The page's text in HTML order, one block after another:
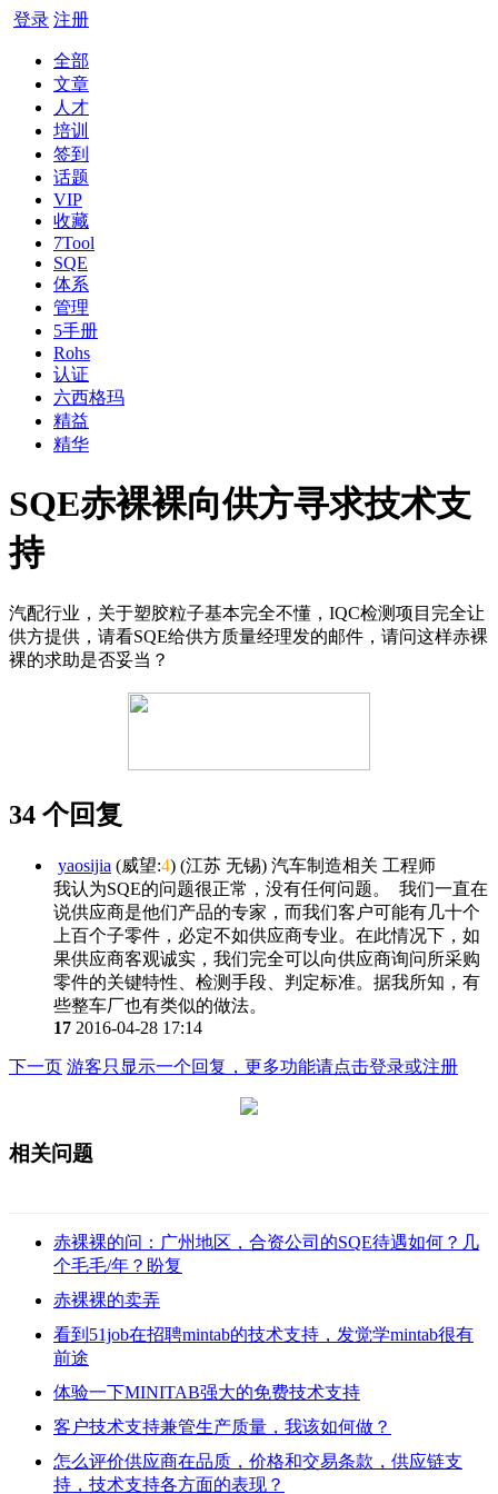
登录 注册
全部
文章
人才
培训
签到
话题
VIP
收藏
7Tool
SQE
体系
管理
5手册
Rohs
认证
六西格玛
精益
精华
SQE赤裸裸向供方寻求技术支
持
汽配行业，关于塑胶粒子基本完全不懂，IQC检测项目完全让
供方提供，请看SQE给供方质量经理发的邮件，请问这样赤裸
裸的求助是否妥当？
34 个回复
yaosijia (威望:4) (江苏 无锡) 汽车制造相关 工程师
我认为SQE的问题很正常，没有任何问题。 我们一直在
说供应商是他们产品的专家，而我们客户可能有几十个
上百个子零件，必定不如供应商专业。在此情况下，如
果供应商客观诚实，我们完全可以向供应商询问所采购
零件的关键特性、检测手段、判定标准。据我所知，有
些整车厂也有类似的做法。
17 2016-04-28 17:14
下一页 游客只显示一个回复，更多功能请点击登录或注册
相关问题
赤裸裸的问：广州地区，合资公司的SQE待遇如何？几
个毛毛/年？盼复
赤裸裸的卖弄
看到51job在招聘mintab的技术支持，发觉学mintab很有
前途
体验一下MINITAB强大的免费技术支持
客户技术支持兼管生产质量，我该如何做？
怎么评价供应商在品质，价格和交易条款，供应链支
持，技术支持各方面的表现？